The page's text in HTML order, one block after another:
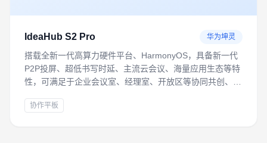
IdeaHub S2 Pro 华为坤灵
搭载全新一代高算力硬件平台、HarmonyOS，具备新一代
P2P投屏、超低书写时延、主流云会议、海量应用生态等特
性，可满足于企业会议室、经理室、开放区等协同共创、远
协作平板